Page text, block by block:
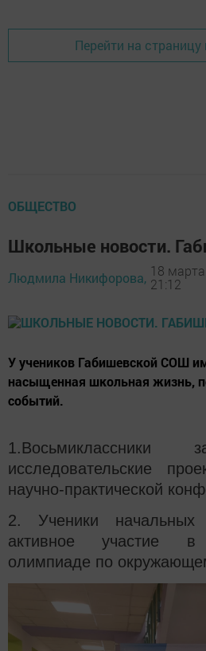
Перейти на страницу
ОБЩЕСТВО
Школьные новости.
Людмила Никифорова, 18
21:12
У учеников Габишевской СОШ
насыщенная школьная жизнь,
событий.
1.Восьмиклассники
исследовательские
научно-практической
2. Ученики начальных
активное участие в
олимпиаде по